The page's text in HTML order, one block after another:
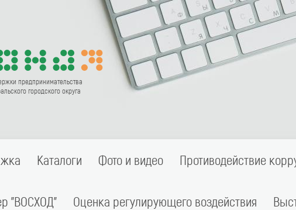
предпринимательства
городского округа
Каталоги Фото и видео Противодействие
"ВОСХОД" Оценка регулирующего воздействия